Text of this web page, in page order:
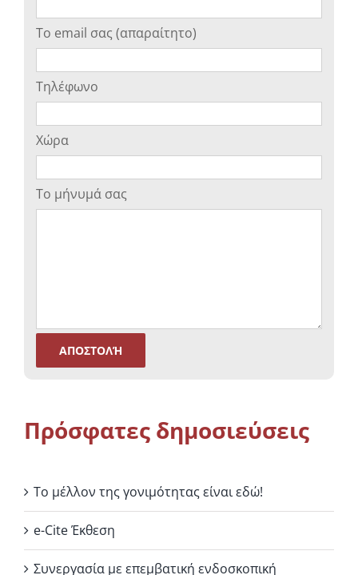
Το email σας (απαραίτητο)
Τηλέφωνο
Χώρα
Το μήνυμά σας
Πρόσφατες δημοσιεύσεις
Το μέλλον της γονιμότητας είναι εδώ!
e-Cite Έκθεση
Συνεργασία με επεμβατική ενδοσκοπική